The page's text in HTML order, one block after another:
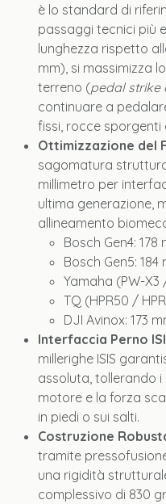
è lo standard di
passaggi tecnici più
lunghezza rispetto
mm), si massimizza
terreno (pedal strike
continuare a
fissi, rocce sporgenti
Ottimizzazione del
sagomatura
millimetro per
ultima generazione,
allineamento
Bosch Gen4: 178
Bosch Gen5: 184
Yamaha (PW-X3
TQ (HPR50 /
DJI Avinox: 173
Interfaccia Perno
millerighe ISIS
assoluta, tollerando
motore e la forza
in piedi o sui salti.
Costruzione
tramite
una rigidità
complessivo di 830